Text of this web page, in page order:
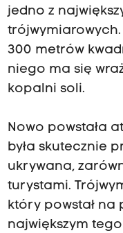
jedno z
trójwymiarowych.
300 metrów
niego ma się
kopalni soli.
Nowo powstała
była skutecznie
ukrywana,
turystami.
który powstał na
największym